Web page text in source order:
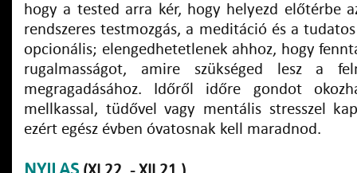
hogy a tested arra kér, hogy helyezd előtérbe
rendszeres testmozgás, a meditáció és a
opcionális; elengedhetetlenek ahhoz, hogy
rugalmasságot, amire szükséged lesz a
megragadásához. Időről időre gondot
mellkassal, tüdővel vagy mentális stresszel
ezért egész évben óvatosnak kell maradnod.